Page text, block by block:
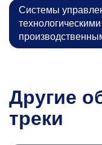
Системы
Другие
треки